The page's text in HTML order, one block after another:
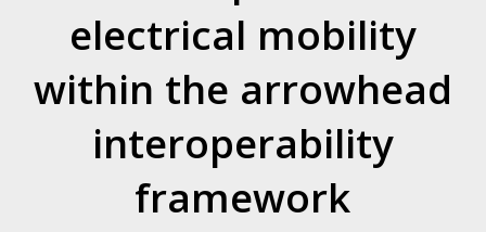
electrical mobility
within the arrowhead
interoperability
framework